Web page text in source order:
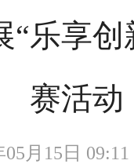
“乐享
赛活动
05月15日